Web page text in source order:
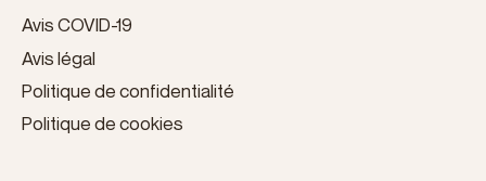
Avis COVID-19
Avis légal
Politique de confidentialité
Politique de cookies